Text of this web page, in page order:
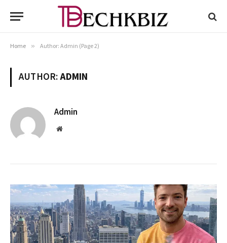
Home » Author: Admin (Page 2)
AUTHOR:ADMIN
Admin
Website